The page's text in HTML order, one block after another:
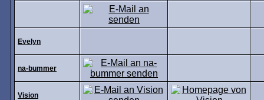
Evelyn
na-bummer
Vision